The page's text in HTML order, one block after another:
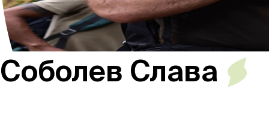
Россия
Мир
Соболев Слава